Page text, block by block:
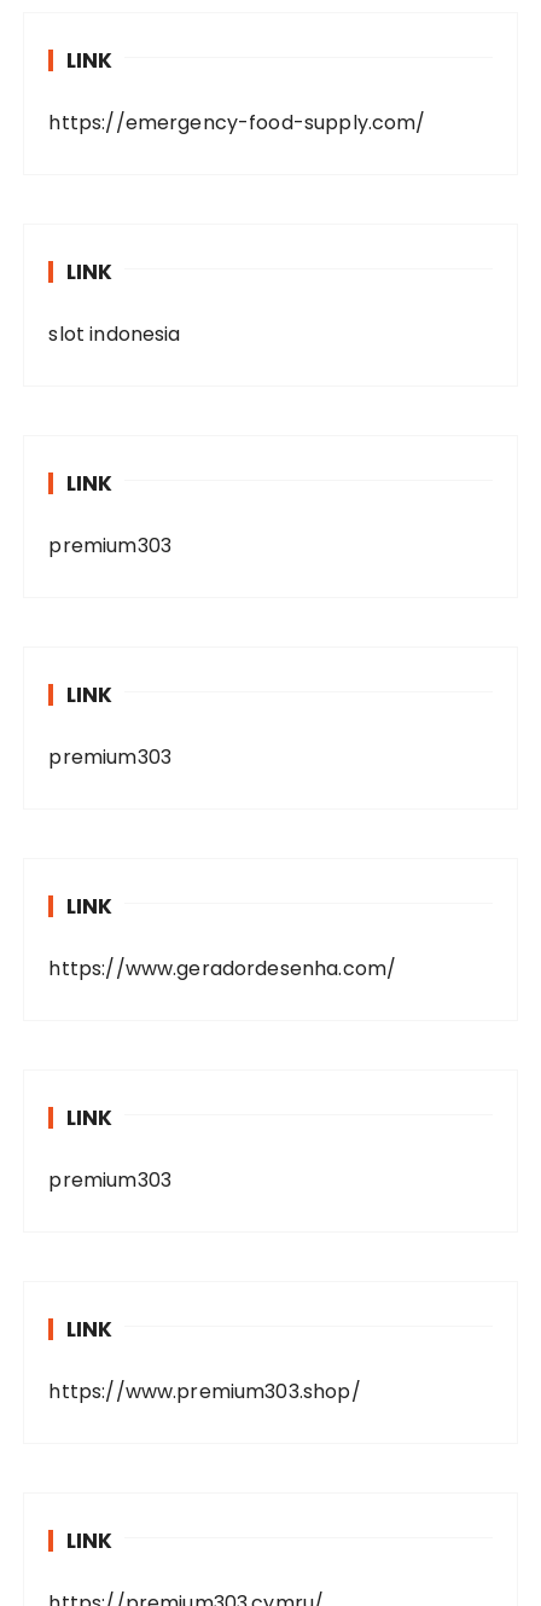
LINK
https://emergency-food-supply.com/
LINK
slot indonesia
LINK
premium303
LINK
premium303
LINK
https://www.geradordesenha.com/
LINK
premium303
LINK
https://www.premium303.shop/
LINK